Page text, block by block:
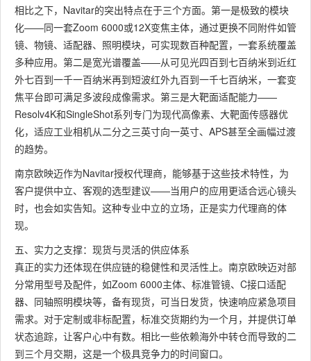
相比之下，Navitar的突出特点在于三个方面。第一是极致的模块
化——同一套Zoom 6000或12X变焦主体，通过更换不同附件如管
镜、物镜、适配器、照明模块，可实现数百种配置，一套系统覆盖
多种应用。第二是宽光谱覆盖——从可见光四百到七百纳米到近红
外七百到一千一百纳米再到短波红外九百到一千七百纳米，一套变
焦平台即可满足多波段成像需求。第三是大靶面适配能力——
Resolv4K和SingleShot系列专门为现代高像素、大靶面传感器优
化，适应工业相机从二分之三英寸向一英寸、APS甚至全画幅过渡
的趋势。
南京欧映迈作为Navitar授权代理商，能够基于这些技术特性，为
客户提供中立、客观的选型建议——当用户的应用更适合远心镜头
时，也会如实告知。这种专业中立的立场，正是实力代理商的体
现。
五、实力之支撑：现货与灵活的供应体系
真正的实力还体现在供应链的稳健性和灵活性上。南京欧映迈对部
分常用型号及配件，如Zoom 6000主体、标准管镜、C接口适配
器、同轴照明模块等，备有现货，可当日发货，快速响应紧急项目
需求。对于定制或非标配置，标准交货期约为一个月，并提供订单
状态追踪，让客户心中有数。相比一些依赖海外中转仓而导致的二
到三个月交期，这是一个极具竞争力的时间窗口。